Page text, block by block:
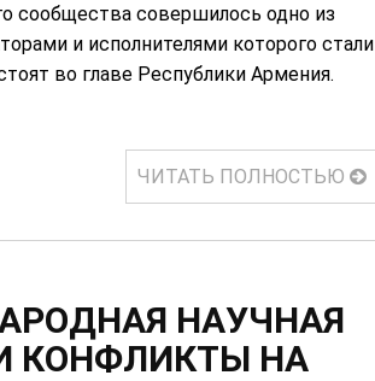
сообщества совершилось одно из
и исполнителями которого стали
во главе Республики Армения.
ЧИТАТЬ ПОЛНОСТЬЮ
НАУЧНАЯ
КОНФЛИКТЫ НА